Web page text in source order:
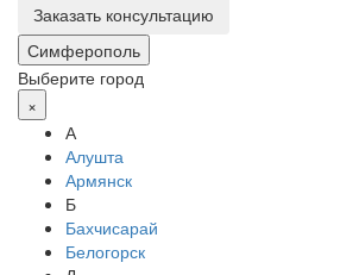
Заказать консультацию
Симферополь
Выберите город
×
А
Алушта
Армянск
Б
Бахчисарай
Белогорск